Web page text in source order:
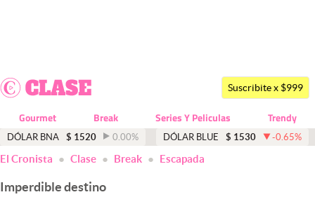
Dólar
Economía y Política
Finanzas y Mercados
Mercados Online
Suscribite x $999
Gourmet Break Series Y Peliculas Trendy
DÓLAR BNA $ 1520 0.00% DÓLAR BLUE $ 1530 -0.65%
El Cronista Clase Break Escapada
Imperdible destino